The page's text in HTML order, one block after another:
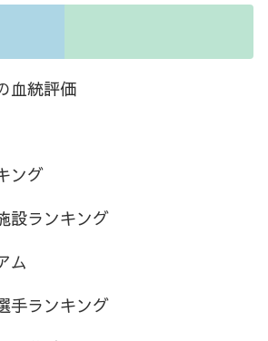
血統評価
ング
設ランキング
ム
手ランキング